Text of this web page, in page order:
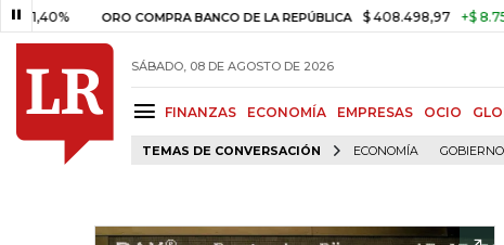
ORO COMPRA BANCO DE LA REPÚBLICA $ 408.498,97 +$ 8.753,81
SÁBADO, 08 DE AGOSTO DE 2026
FINANZAS ECONOMÍA EMPRESAS OCIO
TEMAS DE CONVERSACIÓN ECONOMÍA